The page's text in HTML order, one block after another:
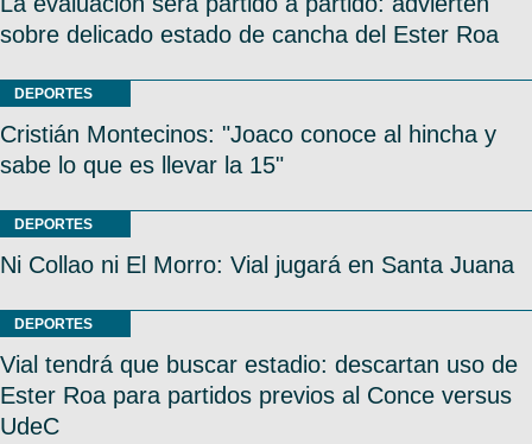
sobre delicado estado de cancha del Ester Roa
DEPORTES
Cristián Montecinos: "Joaco conoce al hincha y
sabe lo que es llevar la 15"
DEPORTES
Ni Collao ni El Morro: Vial jugará en Santa Juana
DEPORTES
Vial tendrá que buscar estadio: descartan uso de
Ester Roa para partidos previos al Conce versus
UdeC